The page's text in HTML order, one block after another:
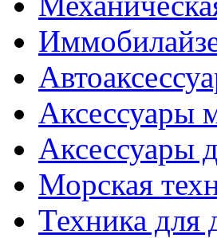
Аксессуары
Аксессуары
Морская
Техника для